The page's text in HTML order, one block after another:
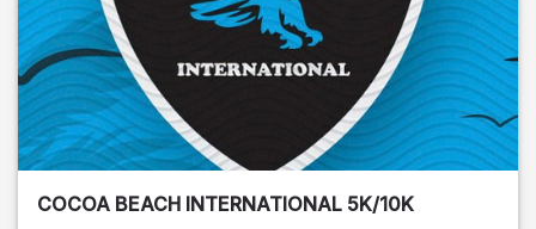
COCOA BEACH INTERNATIONAL 5K/10K